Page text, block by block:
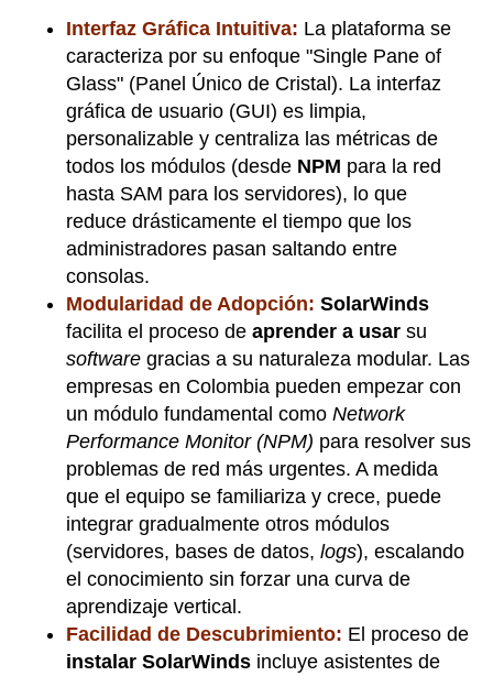
Interfaz Gráfica Intuitiva: La plataforma se
caracteriza por su enfoque "Single Pane of
Glass" (Panel Único de Cristal). La interfaz
gráfica de usuario (GUI) es limpia,
personalizable y centraliza las métricas de
todos los módulos (desde NPM para la red
hasta SAM para los servidores), lo que
reduce drásticamente el tiempo que los
administradores pasan saltando entre
consolas.
Modularidad de Adopción: SolarWinds
facilita el proceso de aprender a usar su
software gracias a su naturaleza modular. Las
empresas en Colombia pueden empezar con
un módulo fundamental como Network
Performance Monitor (NPM) para resolver sus
problemas de red más urgentes. A medida
que el equipo se familiariza y crece, puede
integrar gradualmente otros módulos
(servidores, bases de datos, logs), escalando
el conocimiento sin forzar una curva de
aprendizaje vertical.
Facilidad de Descubrimiento: El proceso de
instalar SolarWinds incluye asistentes de